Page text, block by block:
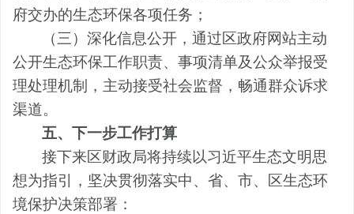
府交办的生态环保各项任务；
（三）深化信息公开，通过区政府网站主动
公开生态环保工作职责、事项清单及公众举报受
理处理机制，主动接受社会监督，畅通群众诉求
渠道。
五、下一步工作打算
接下来区财政局将持续以习近平生态文明思
想为指引，坚决贯彻落实中、省、市、区生态环
境保护决策部署：